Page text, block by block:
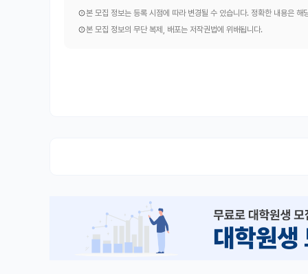
본 모집 정보는 등록 시점에 따라 변경될 수 있습니다. 정확한 내용은
본 모집 정보의 무단 복제, 배포는 저작권법에 위배됩니다.